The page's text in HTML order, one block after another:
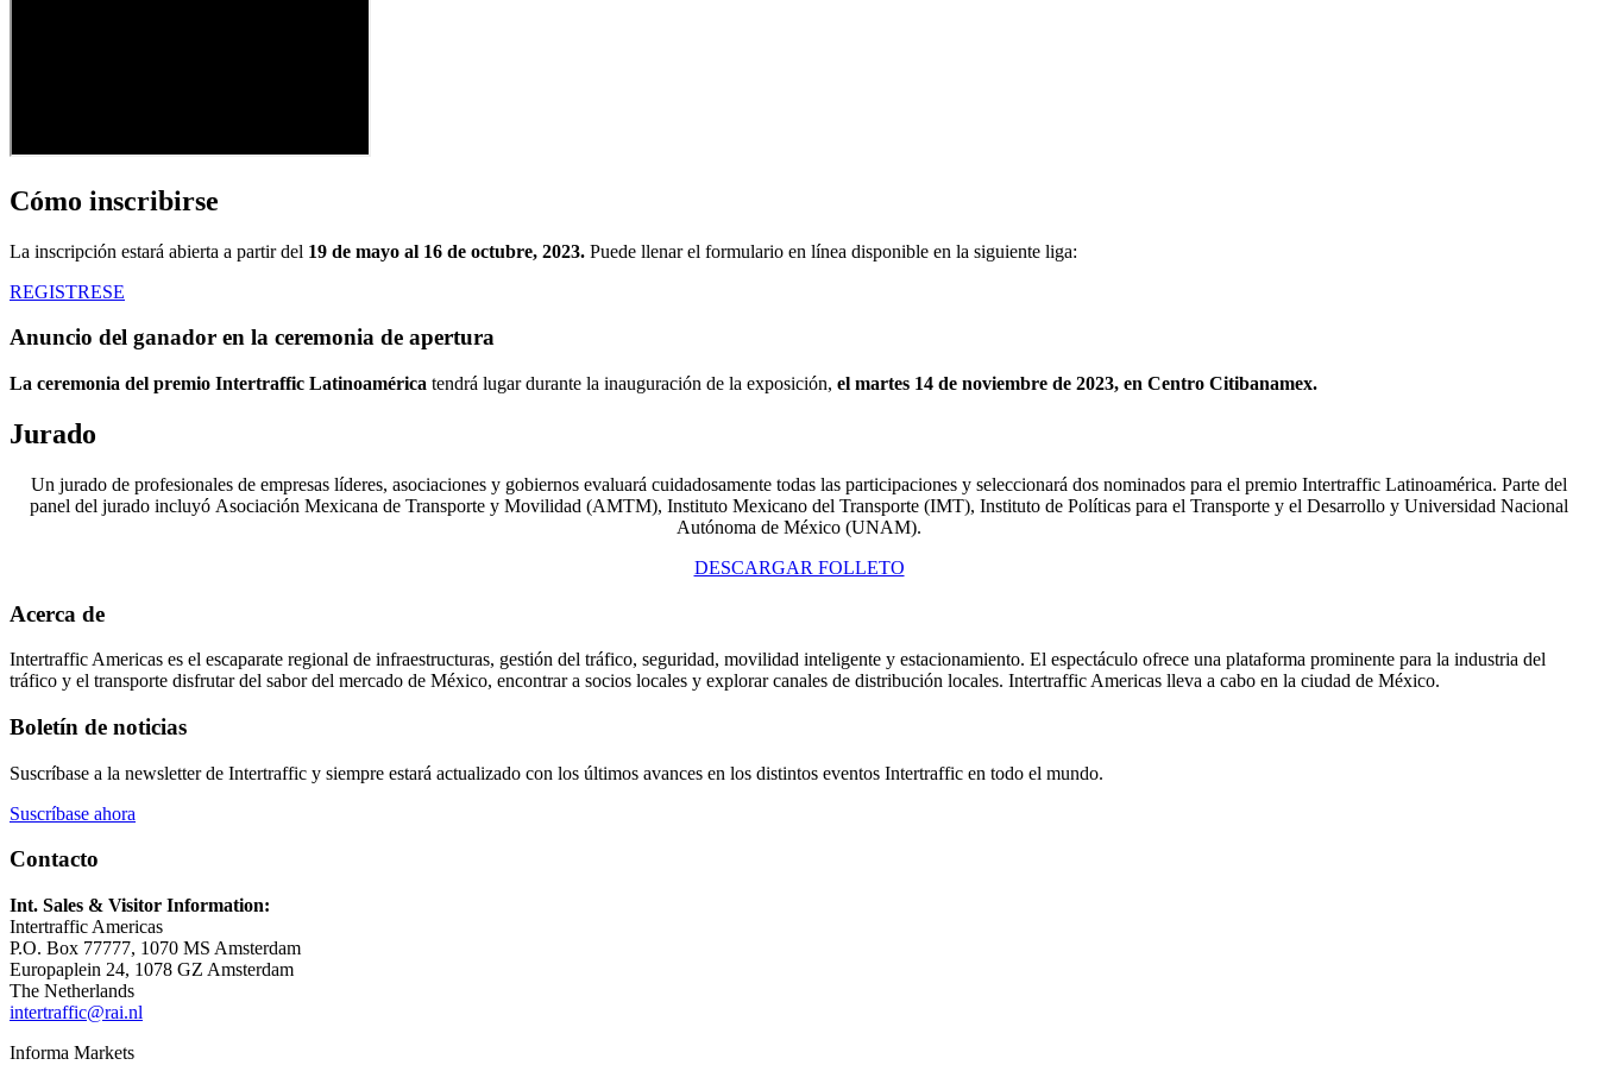
Cómo inscribirse
La inscripción estará abierta a partir del 19 de mayo al 16 de octubre, 2023. Puede llenar el formulario en línea disponible en la siguiente liga:
REGISTRESE
Anuncio del ganador en la ceremonia de apertura
La ceremonia del premio Intertraffic Latinoamérica tendrá lugar durante la inauguración de la exposición, el martes 14 de noviembre de 2023, en Centro Citibanamex.
Jurado
Un jurado de profesionales de empresas líderes, asociaciones y gobiernos evaluará cuidadosamente todas las participaciones y seleccionará dos nominados para el premio Intertraffic Latinoamérica. Parte del
panel del jurado incluyó Asociación Mexicana de Transporte y Movilidad (AMTM), Instituto Mexicano del Transporte (IMT), Instituto de Políticas para el Transporte y el Desarrollo y Universidad Nacional
Autónoma de México (UNAM).
DESCARGAR FOLLETO
Acerca de
Intertraffic Americas es el escaparate regional de infraestructuras, gestión del tráfico, seguridad, movilidad inteligente y estacionamiento. El espectáculo ofrece una plataforma prominente para la industria del
tráfico y el transporte disfrutar del sabor del mercado de México, encontrar a socios locales y explorar canales de distribución locales. Intertraffic Americas lleva a cabo en la ciudad de México.
Boletín de noticias
Suscríbase a la newsletter de Intertraffic y siempre estará actualizado con los últimos avances en los distintos eventos Intertraffic en todo el mundo.
Suscríbase ahora
Contacto
Int. Sales & Visitor Information:
Intertraffic Americas
P.O. Box 77777, 1070 MS Amsterdam
Europaplein 24, 1078 GZ Amsterdam
The Netherlands
intertraffic@rai.nl
Informa Markets